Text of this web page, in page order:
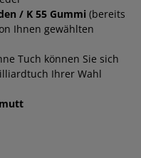
/ K 55 Gummi (bereits
Ihnen gewählten
Tuch können Sie sich
Ihrer Wahl